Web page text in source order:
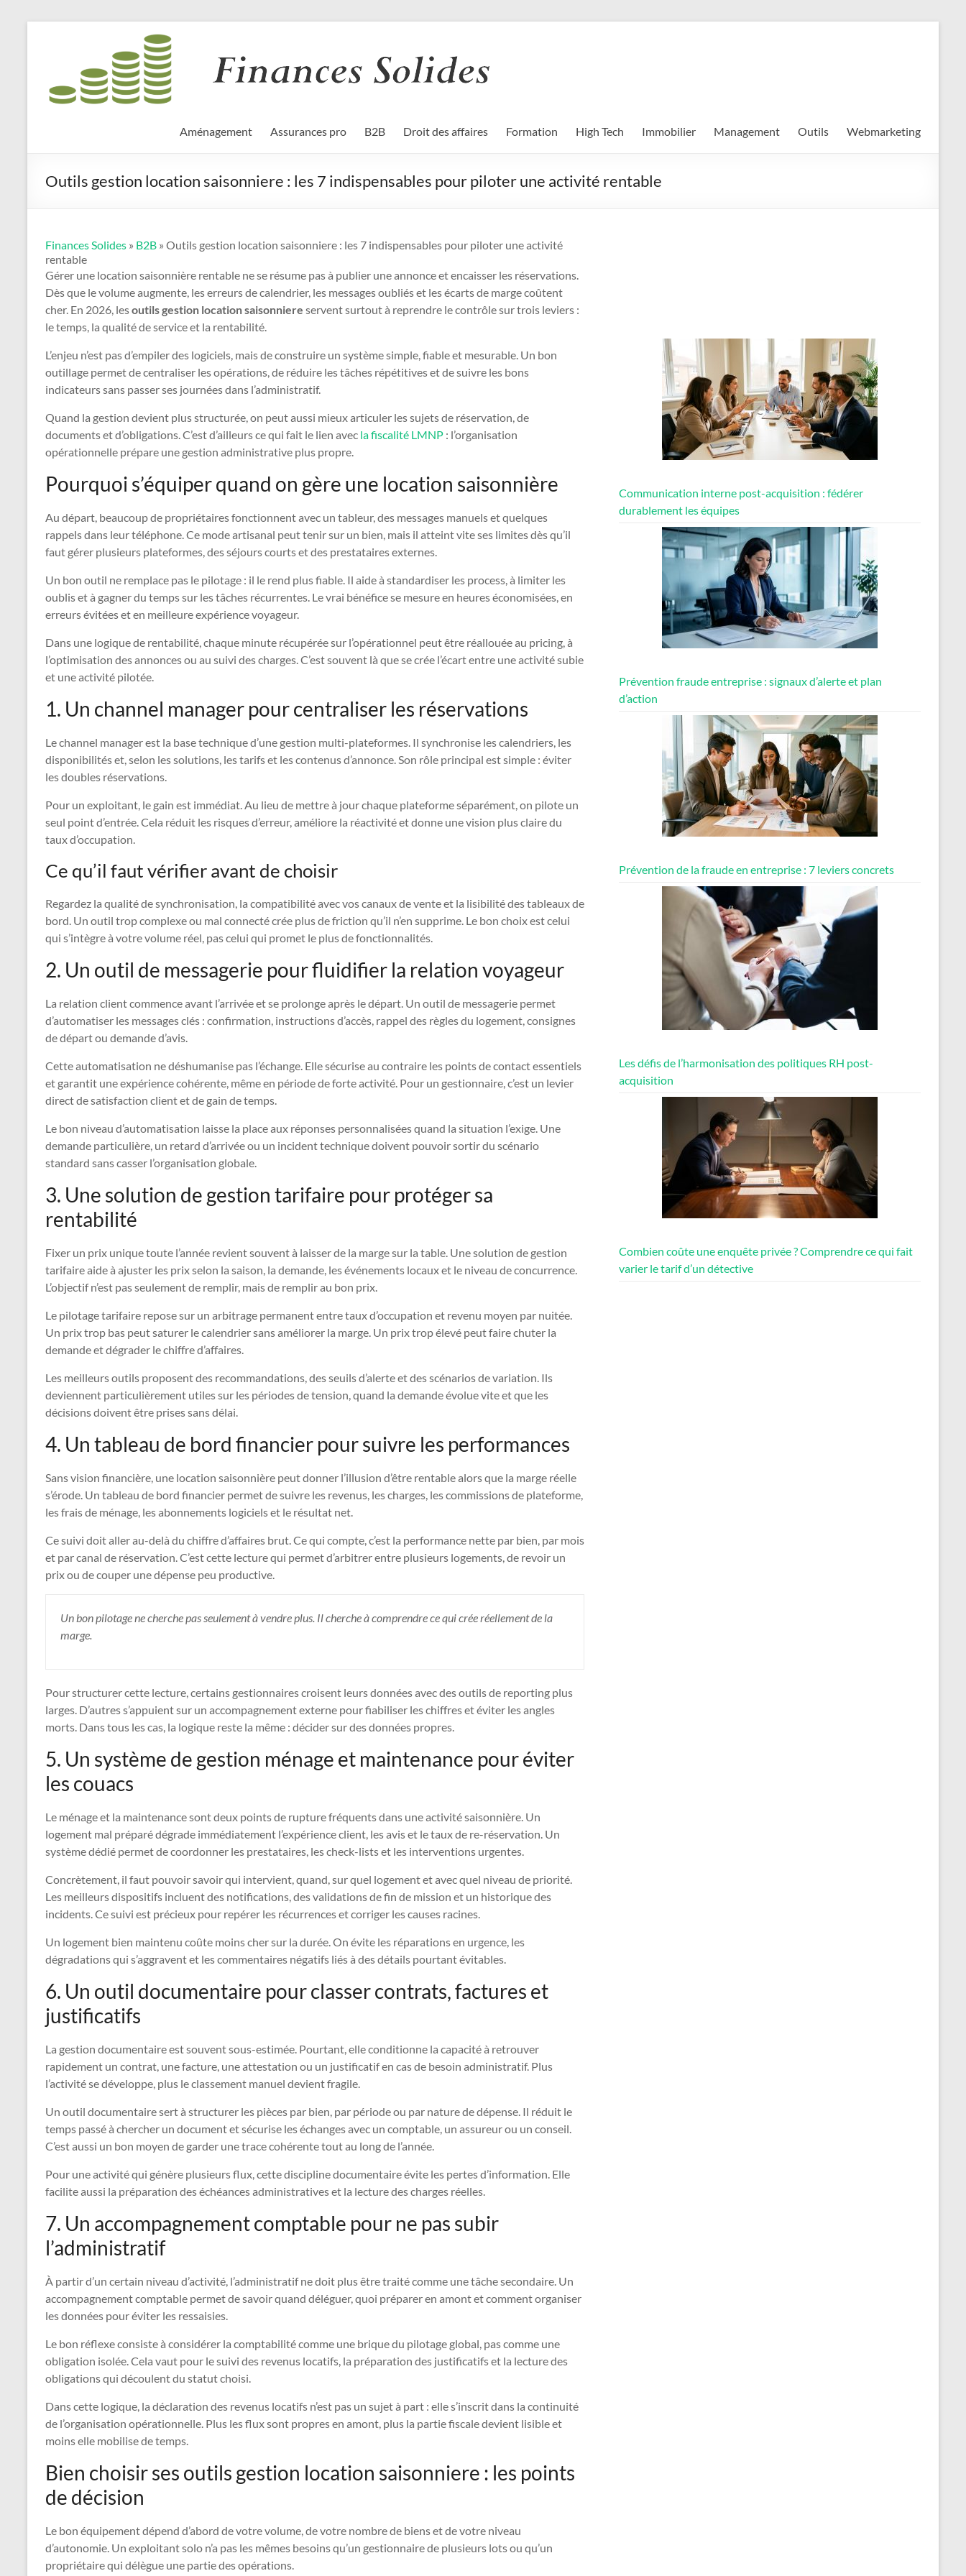
Finances
Solides
Aménagement Assurances pro B2B Droit des affaires Formation High Tech Immobilier Management Outils Webmarketing
Outils gestion location saisonniere : les 7 indispensables pour piloter une activité rentable
Finances Solides » B2B » Outils gestion location saisonniere : les 7 indispensables pour piloter une activité
rentable
Gérer une location saisonnière rentable ne se résume pas à publier une annonce et encaisser les réservations.
Dès que le volume augmente, les erreurs de calendrier, les messages oubliés et les écarts de marge coûtent
cher. En 2026, lesoutils gestion location saisonniere servent surtout à reprendre le contrôle sur trois leviers :
le temps, la qualité de service et la rentabilité.
L’enjeu n’est pas d’empiler des logiciels, mais de construire un système simple, fiable et mesurable. Un bon
outillage permet de centraliser les opérations, de réduire les tâches répétitives et de suivre les bons
indicateurs sans passer ses journées dans l’administratif.
Quand la gestion devient plus structurée, on peut aussi mieux articuler les sujets de réservation, de
documents et d’obligations. C’est d’ailleurs ce qui fait le lien avec la fiscalité LMNP : l’organisation
opérationnelle prépare une gestion administrative plus propre.
Pourquoi s’équiper quand on gère une location saisonnière
Au départ, beaucoup de propriétaires fonctionnent avec un tableur, des messages manuels et quelques
rappels dans leur téléphone. Ce mode artisanal peut tenir sur un bien, mais il atteint vite ses limites dès qu’il
faut gérer plusieurs plateformes, des séjours courts et des prestataires externes.
Un bon outil ne remplace pas le pilotage : il le rend plus fiable. Il aide à standardiser les process, à limiter les
oublis et à gagner du temps sur les tâches récurrentes. Le vrai bénéfice se mesure en heures économisées, en
erreurs évitées et en meilleure expérience voyageur.
Dans une logique de rentabilité, chaque minute récupérée sur l’opérationnel peut être réallouée au pricing, à
l’optimisation des annonces ou au suivi des charges. C’est souvent là que se crée l’écart entre une activité subie
et une activité pilotée.
1. Un channel manager pour centraliser les réservations
Le channel manager est la base technique d’une gestion multi-plateformes. Il synchronise les calendriers, les
disponibilités et, selon les solutions, les tarifs et les contenus d’annonce. Son rôle principal est simple : éviter
les doubles réservations.
Pour un exploitant, le gain est immédiat. Au lieu de mettre à jour chaque plateforme séparément, on pilote un
seul point d’entrée. Cela réduit les risques d’erreur, améliore la réactivité et donne une vision plus claire du
taux d’occupation.
Ce qu’il faut vérifier avant de choisir
Regardez la qualité de synchronisation, la compatibilité avec vos canaux de vente et la lisibilité des tableaux de
bord. Un outil trop complexe ou mal connecté crée plus de friction qu’il n’en supprime. Le bon choix est celui
qui s’intègre à votre volume réel, pas celui qui promet le plus de fonctionnalités.
2. Un outil de messagerie pour fluidifier la relation voyageur
La relation client commence avant l’arrivée et se prolonge après le départ. Un outil de messagerie permet
d’automatiser les messages clés : confirmation, instructions d’accès, rappel des règles du logement, consignes
de départ ou demande d’avis.
Cette automatisation ne déshumanise pas l’échange. Elle sécurise au contraire les points de contact essentiels
et garantit une expérience cohérente, même en période de forte activité. Pour un gestionnaire, c’est un levier
direct de satisfaction client et de gain de temps.
Le bon niveau d’automatisation laisse la place aux réponses personnalisées quand la situation l’exige. Une
demande particulière, un retard d’arrivée ou un incident technique doivent pouvoir sortir du scénario
standard sans casser l’organisation globale.
3. Une solution de gestion tarifaire pour protéger sa
rentabilité
Fixer un prix unique toute l’année revient souvent à laisser de la marge sur la table. Une solution de gestion
tarifaire aide à ajuster les prix selon la saison, la demande, les événements locaux et le niveau de concurrence.
L’objectif n’est pas seulement de remplir, mais de remplir au bon prix.
Le pilotage tarifaire repose sur un arbitrage permanent entre taux d’occupation et revenu moyen par nuitée.
Un prix trop bas peut saturer le calendrier sans améliorer la marge. Un prix trop élevé peut faire chuter la
demande et dégrader le chiffre d’affaires.
Les meilleurs outils proposent des recommandations, des seuils d’alerte et des scénarios de variation. Ils
deviennent particulièrement utiles sur les périodes de tension, quand la demande évolue vite et que les
décisions doivent être prises sans délai.
4. Un tableau de bord financier pour suivre les performances
Sans vision financière, une location saisonnière peut donner l’illusion d’être rentable alors que la marge réelle
s’érode. Un tableau de bord financier permet de suivre les revenus, les charges, les commissions de plateforme,
les frais de ménage, les abonnements logiciels et le résultat net.
Ce suivi doit aller au-delà du chiffre d’affaires brut. Ce qui compte, c’est la performance nette par bien, par mois
et par canal de réservation. C’est cette lecture qui permet d’arbitrer entre plusieurs logements, de revoir un
prix ou de couper une dépense peu productive.
Un bon pilotage ne cherche pas seulement à vendre plus. Il cherche à comprendre ce qui crée réellement de la
marge.
Pour structurer cette lecture, certains gestionnaires croisent leurs données avec des outils de reporting plus
larges. D’autres s’appuient sur un accompagnement externe pour fiabiliser les chiffres et éviter les angles
morts. Dans tous les cas, la logique reste la même : décider sur des données propres.
5. Un système de gestion ménage et maintenance pour éviter
les couacs
Le ménage et la maintenance sont deux points de rupture fréquents dans une activité saisonnière. Un
logement mal préparé dégrade immédiatement l’expérience client, les avis et le taux de re-réservation. Un
système dédié permet de coordonner les prestataires, les check-lists et les interventions urgentes.
Concrètement, il faut pouvoir savoir qui intervient, quand, sur quel logement et avec quel niveau de priorité.
Les meilleurs dispositifs incluent des notifications, des validations de fin de mission et un historique des
incidents. Ce suivi est précieux pour repérer les récurrences et corriger les causes racines.
Un logement bien maintenu coûte moins cher sur la durée. On évite les réparations en urgence, les
dégradations qui s’aggravent et les commentaires négatifs liés à des détails pourtant évitables.
6. Un outil documentaire pour classer contrats, factures et
justificatifs
La gestion documentaire est souvent sous-estimée. Pourtant, elle conditionne la capacité à retrouver
rapidement un contrat, une facture, une attestation ou un justificatif en cas de besoin administratif. Plus
l’activité se développe, plus le classement manuel devient fragile.
Un outil documentaire sert à structurer les pièces par bien, par période ou par nature de dépense. Il réduit le
temps passé à chercher un document et sécurise les échanges avec un comptable, un assureur ou un conseil.
C’est aussi un bon moyen de garder une trace cohérente tout au long de l’année.
Pour une activité qui génère plusieurs flux, cette discipline documentaire évite les pertes d’information. Elle
facilite aussi la préparation des échéances administratives et la lecture des charges réelles.
7. Un accompagnement comptable pour ne pas subir
l’administratif
À partir d’un certain niveau d’activité, l’administratif ne doit plus être traité comme une tâche secondaire. Un
accompagnement comptable permet de savoir quand déléguer, quoi préparer en amont et comment organiser
les données pour éviter les ressaisies.
Le bon réflexe consiste à considérer la comptabilité comme une brique du pilotage global, pas comme une
obligation isolée. Cela vaut pour le suivi des revenus locatifs, la préparation des justificatifs et la lecture des
obligations qui découlent du statut choisi.
Dans cette logique, la déclaration des revenus locatifs n’est pas un sujet à part : elle s’inscrit dans la continuité
de l’organisation opérationnelle. Plus les flux sont propres en amont, plus la partie fiscale devient lisible et
moins elle mobilise de temps.
Bien choisir ses outils gestion location saisonniere : les points
de décision
Le bon équipement dépend d’abord de votre volume, de votre nombre de biens et de votre niveau
d’autonomie. Un exploitant solo n’a pas les mêmes besoins qu’un gestionnaire de plusieurs lots ou qu’un
propriétaire qui délègue une partie des opérations.
Communication interne post-acquisition : fédérer
durablement les équipes
Prévention fraude entreprise : signaux d’alerte et plan
d’action
Prévention de la fraude en entreprise : 7 leviers concrets
Les défis de l’harmonisation des politiques RH post-
acquisition
Combien coûte une enquête privée ? Comprendre ce qui fait
varier le tarif d’un détective